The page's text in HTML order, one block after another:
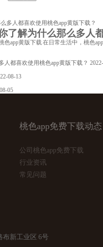
解为什么那么多人都
黄版下载 在日常生活中，桃色
喜欢使用桃色app黄版下载？
08-13
05
桃色app免费下载动态
公司桃色app免费下载
行业资讯
常见问题
布新工业区 6号